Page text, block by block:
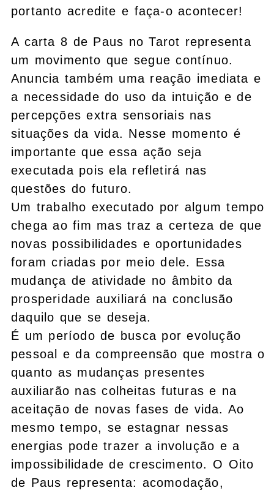
portanto acredite e faça-o acontecer!
A carta 8 de Paus no Tarot representa
um movimento que segue contínuo.
Anuncia também uma reação imediata e
a necessidade do uso da intuição e de
percepções extra sensoriais nas
situações da vida. Nesse momento é
importante que essa ação seja
executada pois ela refletirá nas
questões do futuro.
Um trabalho executado por algum tempo
chega ao fim mas traz a certeza de que
novas possibilidades e oportunidades
foram criadas por meio dele. Essa
mudança de atividade no âmbito da
prosperidade auxiliará na conclusão
daquilo que se deseja.
É um período de busca por evolução
pessoal e da compreensão que mostra o
quanto as mudanças presentes
auxiliarão nas colheitas futuras e na
aceitação de novas fases de vida. Ao
mesmo tempo, se estagnar nessas
energias pode trazer a involução e a
impossibilidade de crescimento. O Oito
de Paus representa: acomodação,